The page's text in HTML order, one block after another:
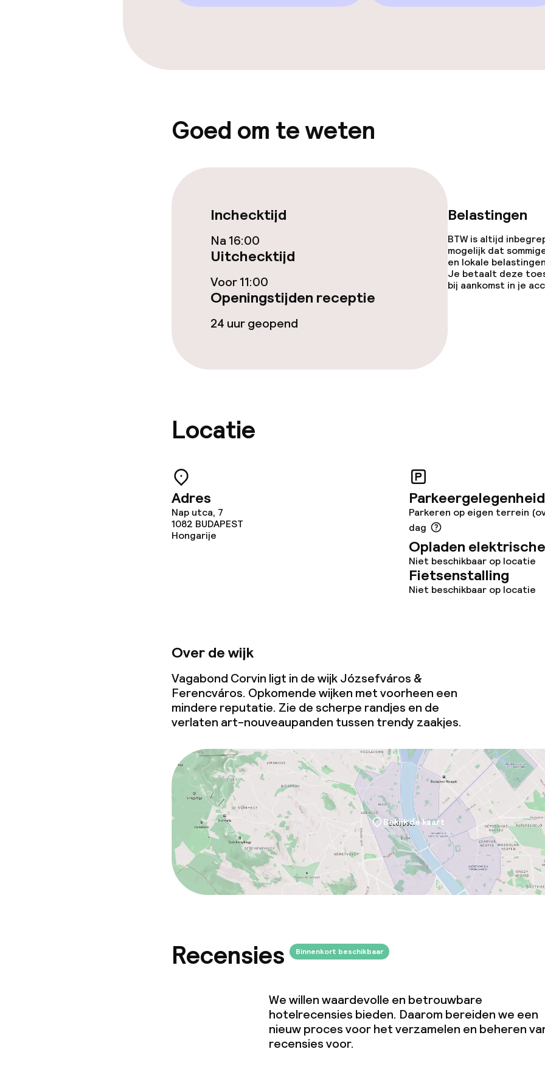
Goed om te weten
Inchecktijd
Na 16:00
Uitchecktijd
Voor 11:00
Openingstijden receptie
24 uur geopend
Belastingen
BTW is altijd
mogelijk dat
en lokale
Je betaalt deze
bij aankomst in je
Locatie
Adres
Nap utca, 7
1082 BUDAPEST
Hongarije
Parkeergelegenheid
Parkeren op eigen terrein
dag
Opladen
Niet beschikbaar op locatie
Fietsenstalling
Niet beschikbaar op locatie
Over de wijk
Vagabond Corvin ligt in de wijk Józsefváros &
Ferencváros. Opkomende wijken met voorheen een
mindere reputatie. Zie de scherpe randjes en de
verlaten art-nouveaupanden tussen trendy zaakjes.
Bekijk de kaart
Recensies Binnenkort beschikbaar
We willen waardevolle en betrouwbare
hotelrecensies bieden. Daarom bereiden we een
nieuw proces voor het verzamelen en beheren
recensies voor.